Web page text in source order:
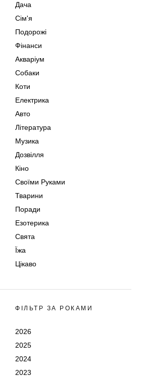
Дача
Сім'я
Подорожі
Фінанси
Акваріум
Собаки
Коти
Електрика
Авто
Література
Музика
Дозвілля
Кіно
Своїми Руками
Тварини
Поради
Езотерика
Свята
Їжа
Цікаво
ФІЛЬТР ЗА РОКАМИ
2026
2025
2024
2023